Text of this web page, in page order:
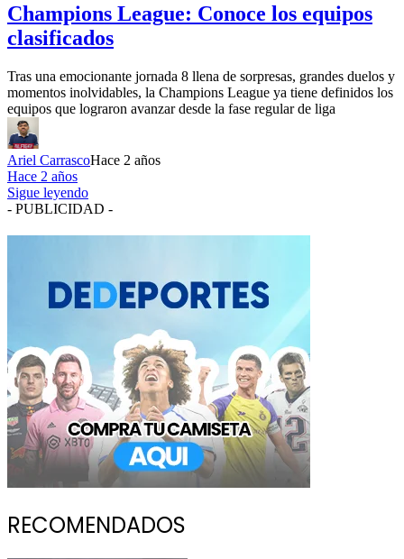
Champions League: Conoce los equipos
clasificados
Tras una emocionante jornada 8 llena de sorpresas, grandes duelos y
momentos inolvidables, la Champions League ya tiene definidos los
equipos que lograron avanzar desde la fase regular de liga
Ariel CarrascoHace 2 años
Hace 2 años
Sigue leyendo
- PUBLICIDAD -
RECOMENDADOS